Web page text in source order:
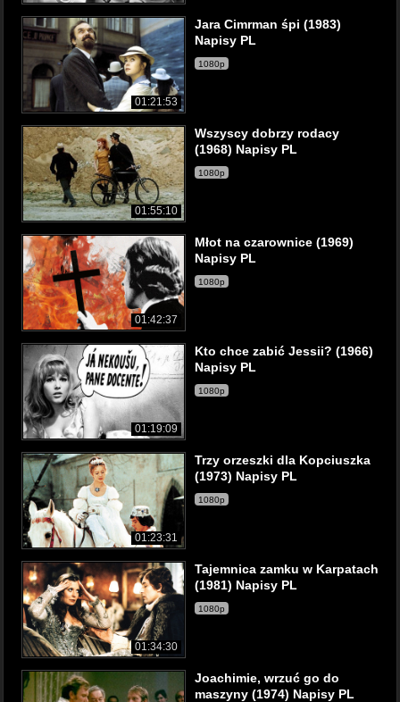
01:21:53
Jara Cimrman śpi (1983)
Napisy PL
1080p
01:55:10
Wszyscy dobrzy rodacy
(1968) Napisy PL
1080p
01:42:37
Młot na czarownice (1969)
Napisy PL
1080p
01:19:09
Kto chce zabić Jessii? (1966)
Napisy PL
1080p
01:23:31
Trzy orzeszki dla Kopciuszka
(1973) Napisy PL
1080p
01:34:30
Tajemnica zamku w Karpatach
(1981) Napisy PL
1080p
Joachimie, wrzuć go do
maszyny (1974) Napisy PL